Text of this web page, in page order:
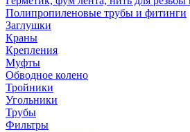
Полипропиленовые трубы и фитинги
Заглушки
Краны
Крепления
Муфты
Обводное колено
Тройники
Угольники
Трубы
Фильтры